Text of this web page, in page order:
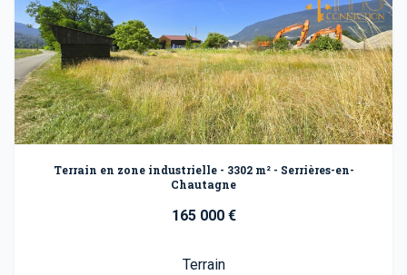
Terrain en zone industrielle - 3302 m² - Serrières-en-
Chautagne
165 000 €
Terrain